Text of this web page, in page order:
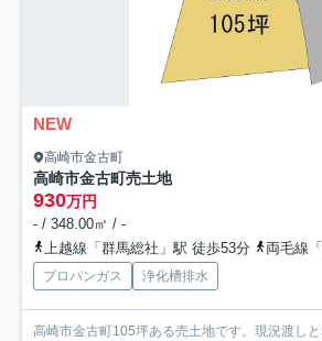
NEW
高崎市金古町
高崎市金古町売土地
930万円
- / 348.00㎡ / -
上越線「群馬総社」駅 徒歩53分
両毛線「
プロパンガス 浄化槽排水
高崎市金古町105坪ある売土地です。現況渡し